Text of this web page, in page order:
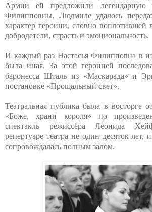
Армии ей предложили
Филипповны. Людмиле удалось
характер героини, словно воплотившей
добродетели, страсть и эмоциональность.
И каждый раз Настасья Филипповна в
была иная. За этой героиней
баронесса Шталь из «Маскарада» и
постановке «Прощальный свет».
Театральная публика была в восторге
«Боже, храни короля» по
спектакль режиссёра Леонида
репертуаре театра не один десяток лет,
сопровождалась полным залом.